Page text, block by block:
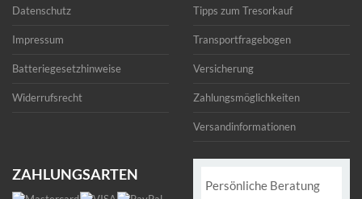
Datenschutz
Impressum
Batteriegesetzhinweise
Widerrufsrecht
Tipps zum Tresorkauf
Transportfragebogen
Versicherung
Zahlungsmöglichkeiten
Versandinformationen
ZAHLUNGSARTEN
Persönliche Beratung